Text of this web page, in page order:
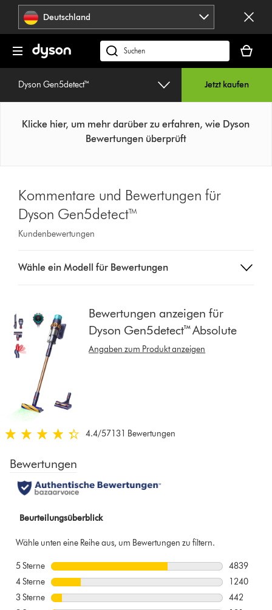
Navigation
überspringenDeutschland
dyson.de
durchsuchen
ist
leer
Dyson Gen5detect™ Jetzt kaufen
Klicke hier, um mehr darüber zu erfahren, wie Dyson
Bewertungen überprüft
Kommentare und Bewertungen für
Dyson Gen5detect™
Kundenbewertungen
a
list
to
show
reviews
model
below
Wähle ein Modell für Bewertungen
Bewertungen anzeigen für
Dyson Gen5detect™ Absolute
Angaben zum Produkt anzeigen
4.4
Sternen
Bewertungen
4.4/57131 Bewertungen